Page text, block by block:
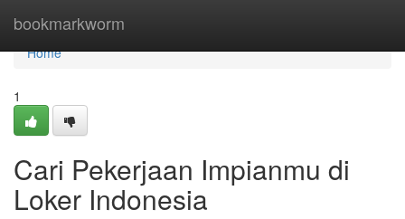
bookmarkworm
Home
Home
1
Cari Pekerjaan Impianmu di
Loker Indonesia